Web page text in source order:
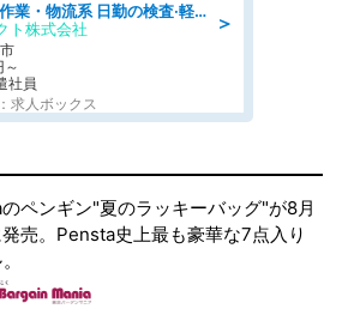
＞
検査/検品/軽作業・物流系 日勤の検査·軽作業/未経験可/土日祝お休み
ト株式会社
社員
求人ボックス
ペンギン"夏のラッキーバッグ"が8月
売。Pensta史上最も豪華な7点入り